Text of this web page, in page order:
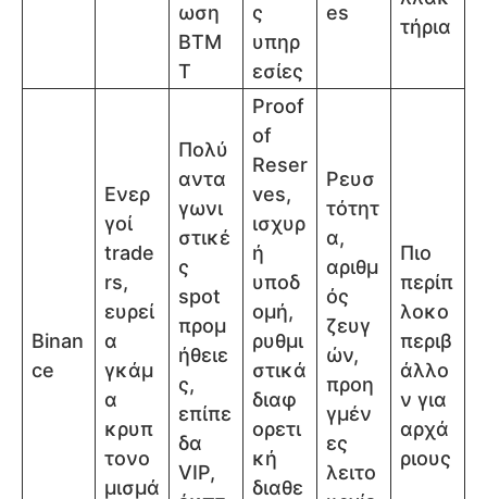
ωση
BTM
T
ς
υπηρ
εσίες
es
τήρια
Binan
ce
Ενερ
γοί
trade
rs,
ευρεί
α
γκάμ
α
κρυπ
τονο
μισμά
Πολύ
αντα
γωνι
στικέ
ς
spot
προμ
ήθειε
ς,
επίπε
δα
VIP,
Proof
of
Reser
ves,
ισχυρ
ή
υποδ
ομή,
ρυθμι
στικά
διαφ
ορετι
κή
διαθε
Ρευσ
τότητ
α,
αριθμ
ός
ζευγ
ών,
προη
γμέν
ες
λειτο
Πιο
περίπ
λοκο
περιβ
άλλο
ν για
αρχά
ριους